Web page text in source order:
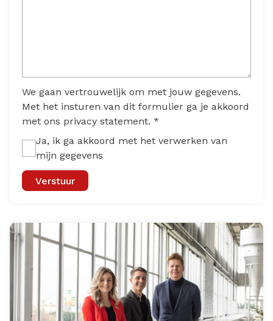
We gaan vertrouwelijk om met jouw gegevens.
Met het insturen van dit formulier ga je akkoord
met ons privacy statement. *
Ja, ik ga akkoord met het verwerken van
mijn gegevens